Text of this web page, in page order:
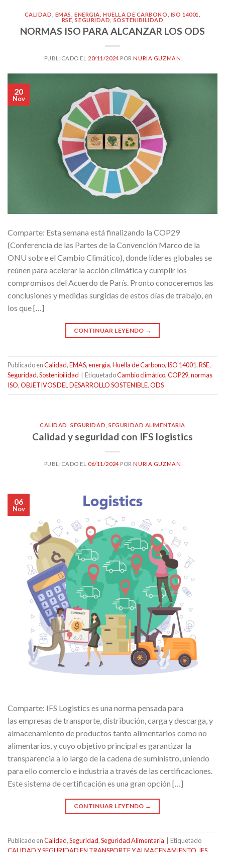
CALIDAD EMAS ,ENERGIA ,HUELLA DE CARBONO ISO 14001
RSE ,SEGURIDAD SOSTENIBILIDAD
NORMAS ISO PARA ALCANZAR LOS ODS
PUBLICADO EL 20/11/2024PORNURIA GUZMAN
20
Nov
Comparte: Esta semana está finalizando la COP29
(Conferencia de las Partes de la Convención Marco de la
ONU sobre el Cambio Climático), donde líderes globales se
reúnen para acelerar la acción climática y cumplir los
compromisos del Acuerdo de París. Pronto conoceremos las
conclusiones y medidas surgidas de estos días de trabajo, en
los que […]
CONTINUAR LEYENDO →
Publicado enCalidad,EMAS,energia,Huella de Carbono, ISO 14001,RSE,
Seguridad,Sostenibilidad EtiquetadoCambio climático,COP29,normas
ISO,OBJETIVOS DEL DESARROLLO SOSTENIBLE,ODS
CALIDAD ,SEGURIDAD ,SEGURIDAD ALIMENTARIA
Calidad y seguridad con IFS logistics
PUBLICADO EL 06/11/2024PORNURIA GUZMAN
06
Nov
Comparte: IFS Logistics es una norma pensada para
las empresas de transporte, distribución, carga y descarga, y
almacenamiento de productos tanto alimentarios como no
alimentarios, y cuyo objetivo principal es garantizar la
transparencia a lo largo de la cadena de suministro, uniendo
para ello comercio e industria a través de las certificaciones.
Este sistema de certificación es una gran opción […]
CONTINUAR LEYENDO →
Publicado enCalidad,Seguridad,Seguridad Alimentaria
Etiquetado